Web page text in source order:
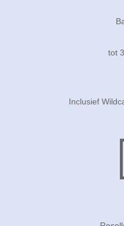
tot
Inclusief